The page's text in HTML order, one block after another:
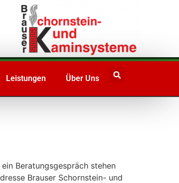
Leistungen Über Uns
Beratungsgespräch stehen
Brauser Schornstein- und